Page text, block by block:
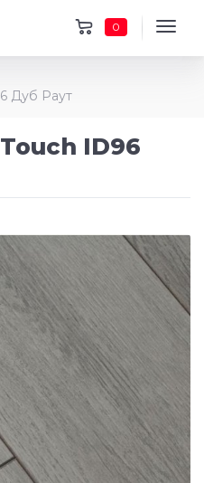
0
Дуб Раут
ID96